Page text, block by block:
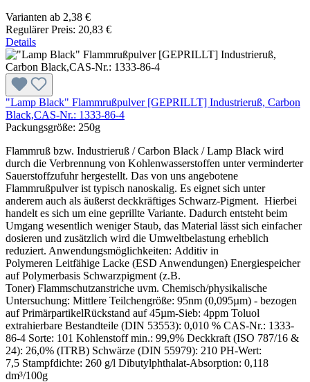
Varianten ab 2,38 €
Regulärer Preis: 20,83 €
Details
"Lamp Black" Flammrußpulver [GEPRILLT] Industrieruß, Carbon
Black,CAS-Nr.: 1333-86-4
Packungsgröße: 250g
Flammruß bzw. Industrieruß / Carbon Black / Lamp Black wird
durch die Verbrennung von Kohlenwasserstoffen unter verminderter
Sauerstoffzufuhr hergestellt. Das von uns angebotene
Flammrußpulver ist typisch nanoskalig. Es eignet sich unter
anderem auch als äußerst deckkräftiges Schwarz-Pigment. Hierbei
handelt es sich um eine geprillte Variante. Dadurch entsteht beim
Umgang wesentlich weniger Staub, das Material lässt sich einfacher
dosieren und zusätzlich wird die Umweltbelastung erheblich
reduziert. Anwendungsmöglichkeiten: Additiv in
Polymeren Leitfähige Lacke (ESD Anwendungen) Energiespeicher
auf Polymerbasis Schwarzpigment (z.B.
Toner) Flammschutzanstriche uvm. Chemisch/physikalische
Untersuchung: Mittlere Teilchengröße: 95nm (0,095µm) - bezogen
auf PrimärpartikelRückstand auf 45µm-Sieb: 4ppm Toluol
extrahierbare Bestandteile (DIN 53553): 0,010 % CAS-Nr.: 1333-
86-4 Sorte: 101 Kohlenstoff min.: 99,9% Deckkraft (ISO 787/16 &
24): 26,0% (ITRB) Schwärze (DIN 55979): 210 PH-Wert:
7,5 Stampfdichte: 260 g/l Dibutylphthalat-Absorption: 0,118
dm³/100g